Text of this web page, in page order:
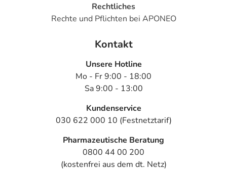
Rechtliches
Rechte und Pflichten bei APONEO
Kontakt
Unsere Hotline
Mo - Fr 9:00 - 18:00
Sa 9:00 - 13:00
Kundenservice
030 622 000 10 (Festnetztarif)
Pharmazeutische Beratung
0800 44 00 200
(kostenfrei aus dem dt. Netz)